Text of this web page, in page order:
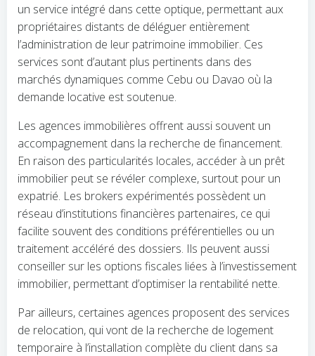
un service intégré dans cette optique, permettant aux
propriétaires distants de déléguer entièrement
l’administration de leur patrimoine immobilier. Ces
services sont d’autant plus pertinents dans des
marchés dynamiques comme Cebu ou Davao où la
demande locative est soutenue.
Les agences immobilières offrent aussi souvent un
accompagnement dans la recherche de financement.
En raison des particularités locales, accéder à un prêt
immobilier peut se révéler complexe, surtout pour un
expatrié. Les brokers expérimentés possèdent un
réseau d’institutions financières partenaires, ce qui
facilite souvent des conditions préférentielles ou un
traitement accéléré des dossiers. Ils peuvent aussi
conseiller sur les options fiscales liées à l’investissement
immobilier, permettant d’optimiser la rentabilité nette.
Par ailleurs, certaines agences proposent des services
de relocation, qui vont de la recherche de logement
temporaire à l’installation complète du client dans sa